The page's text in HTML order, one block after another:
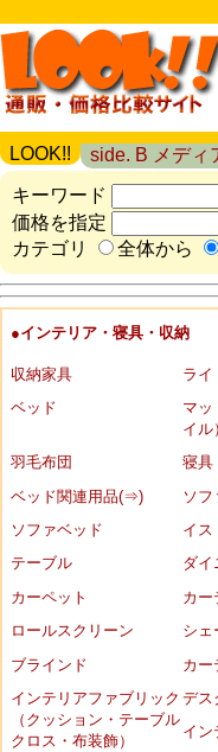
LOOK!! side. B メディ
キーワード
価格を指定
カテゴリ
全体から
●インテリア・寝具・収納
収納家具
ライ
ベッド
マッ
イル）
羽毛布団
寝具
ベッド関連用品(⇒)
ソフ
ソファベッド
イス
テーブル
ダイ
カーペット
カー
ロールスクリーン
シェ
ブラインド
カー
インテリアファブリック
（クッション・テーブル
クロス・布装飾）
デス
イン